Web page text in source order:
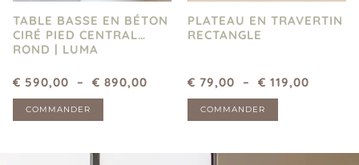
TABLE BASSE EN BÉTON
CIRÉ PIED CENTRAL
ROND | LUMA
€ 590,00 – € 890,00
COMMANDER
PLATEAU EN TRAVERTIN
RECTANGLE
€ 79,00 – € 119,00
COMMANDER